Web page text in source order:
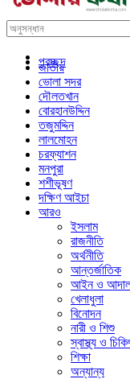
প্রচ্ছদ
জাতীয়
ভোলা সদর
দৌলতখান
বোরহানউদ্দিন
তজুমদ্দিন
লালমোহন
চরফ্যাশন
মনপুরা
শশীভূষণ
দক্ষিণ আইচা
আরও
ইসলাম
রাজনীতি
অর্থনীতি
আন্তর্জাতিক
আইন ও
খেলাধুলা
বিনোদন
নারী ও শিশু
স্বাস্থ্য ও
শিক্ষা
অন্যান্য